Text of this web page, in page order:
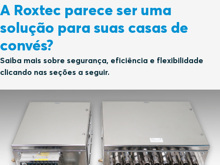
A Roxtec parece ser uma
solução para suas casas de
convés?
Saiba mais sobre segurança, eficiência e flexibilidade
clicando nas seções a seguir.